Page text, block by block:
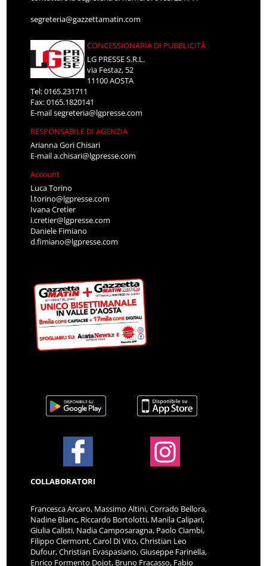
segreteria@gazzettamatin.com
CONCESSIONARIA DI PUBBLICITÀ
LG PRESSE S.R.L.
via Festaz, 52
11100 AOSTA
Tel: 0165.231711
Fax: 0165.1820141
E-mailsegreteria@lgpresse.com
RESPONSABILE DI AGENZIA
Arianna Gori Chisari
E-maila.chisari@lgpresse.com
Account
Luca Torino
l.torino@lgpresse.com
Ivana Cretier
i.cretier@lgpresse.com
Daniele Fimiano
d.fimiano@lgpresse.com
COLLABORATORI
Francesca Arcaro, Massimo Altini, Corrado Bellora,
Nadine Blanc, Riccardo Bortolotti, Manila Calipari,
Giulia Calisti, Nadia Camposaragna, Paolo Ciambi,
Filippo Clermont, Carol Di Vito, Christian Leo
Dufour, Christian Evaspasiano, Giuseppe Farinella,
Enrico Formento Dojot, Bruno Fracasso, Fabio